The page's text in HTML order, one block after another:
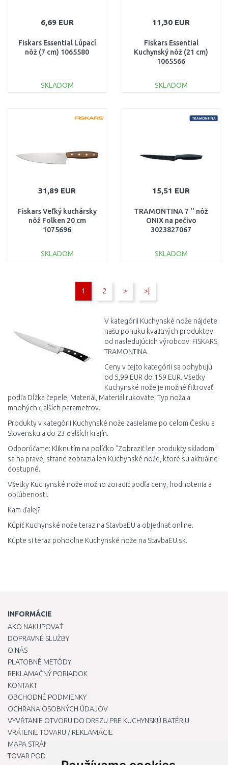
6,69 EUR
Fiskars Essential Lúpací
nôž (7 cm) 1065580
SKLADOM
11,30 EUR
Fiskars Essential
Kuchynský nôž (21 cm)
1065566
SKLADOM
31,89 EUR
Fiskars Veľký kuchársky
nôž Folken 20 cm
1075696
SKLADOM
15,51 EUR
TRAMONTINA 7 '' nôž
ONIX na pečivo
3023827067
SKLADOM
1 2 > >|
V kategórii Kuchynské nože nájdete
našu ponuku kvalitných produktov
od nasledujúcich výrobcov: FISKARS,
TRAMONTINA.
Ceny v tejto kategórii sa pohybujú
od 5,99 EUR do 159 EUR. Všetky
Kuchynské nože je možné filtrovať
podľa Dĺžka čepele, Materiál, Materiál rukoväte, Typ noža a
mnohých ďalších parametrov.
Produkty v kategórii Kuchynské nože zasielame po celom Česku a
Slovensku a do 23 ďalších krajín.
Odporúčame: Kliknutím na políčko "Zobraziť len produkty skladom"
sa na pravej strane zobrazia len Kuchynské nože, ktoré sú aktuálne
dostupné.
Všetky Kuchynské nože možno zoradiť podľa ceny, hodnotenia a
obľúbenosti.
Kam ďalej?
Kúpiť Kuchynské nože teraz na StavbaEU a objednať online.
Kúpte si teraz pohodlne Kuchynské nože na StavbaEU.sk.
INFORMÁCIE
AKO NAKUPOVAŤ
DOPRAVNÉ SLUŽBY
O NÁS
PLATOBNÉ METÓDY
REKLAMAČNÝ PORIADOK
KONTAKT
OBCHODNÉ PODMIENKY
OCHRANA OSOBNÝCH ÚDAJOV
VYVŔTANIE OTVORU DO DREZU PRE KUCHYNSKÚ BATÉRIU
VRÁTENIE TOVARU / REKLAMÁCIE
MAPA STRÁNOK
TOVAR PODĽA ZNAČIEK